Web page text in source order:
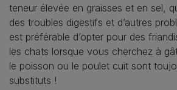
teneur élevée en graisses et en sel,
des troubles digestifs et d’autres
est préférable d’opter pour des
les chats lorsque vous cherchez à
le poisson ou le poulet cuit sont
substituts !